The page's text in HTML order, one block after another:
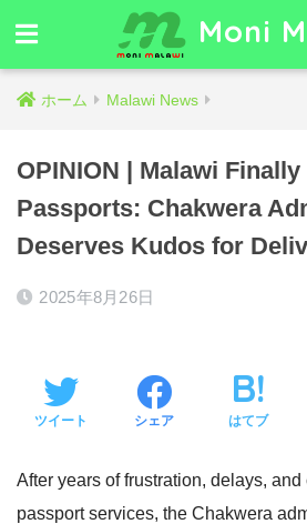
Moni
ホーム Malawi News
OPINION | Malawi
Passports: Chakwera
Deserves Kudos for
2025年8月26日
ツイート シェア はてブ
After years of frustration, delays,
passport services, the Chakwera